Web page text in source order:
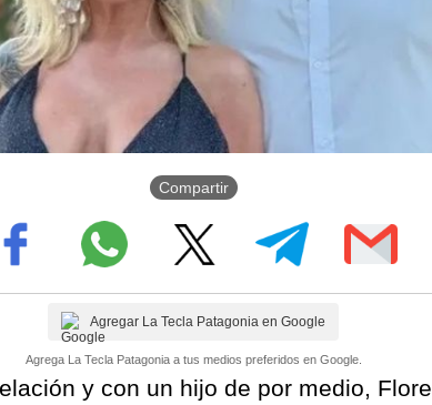
Compartir
Agregar La Tecla Patagonia en Google
Agrega La Tecla Patagonia a tus medios preferidos en Google.
y con un hijo de por medio,